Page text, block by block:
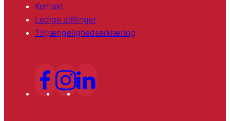
Kontakt
Ledige stillinger
Tilgængelighedserklæring